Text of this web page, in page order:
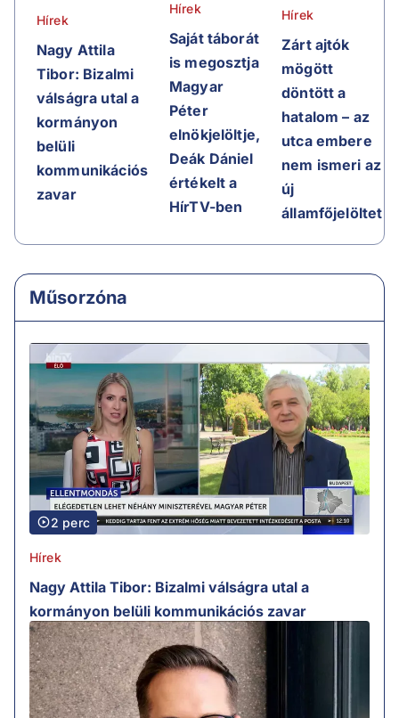
Hírek
Nagy Attila
Tibor: Bizalmi
válságra utal a
kormányon
belüli
kommunikációs
zavar
Hírek
Saját táborát
is megosztja
Magyar
Péter
elnökjelöltje,
Deák Dániel
értékelt a
HírTV-ben
Hírek
Zárt ajtók
mögött
döntött a
hatalom – az
utca embere
nem ismeri az
új
államfőjelöltet
Műsorzóna
2 perc
Hírek
Nagy Attila Tibor: Bizalmi válságra utal a
kormányon belüli kommunikációs zavar